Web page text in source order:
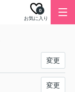
お気に入り
0
変更
変更